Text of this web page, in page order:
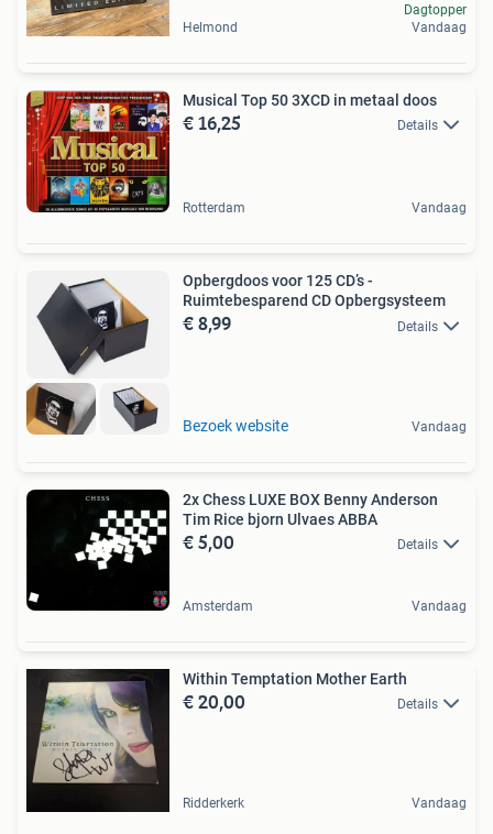
Helmond
Dagtopper
Vandaag
Musical Top 50 3XCD in metaal doos
€ 16,25 Details
Rotterdam Vandaag
Opbergdoos voor 125 CD’s -
Ruimtebesparend CD Opbergsysteem
€ 8,99 Details
Bezoek website Vandaag
2x Chess LUXE BOX Benny Anderson
Tim Rice bjorn Ulvaes ABBA
€ 5,00 Details
Amsterdam Vandaag
Within Temptation Mother Earth
€ 20,00 Details
Ridderkerk Vandaag